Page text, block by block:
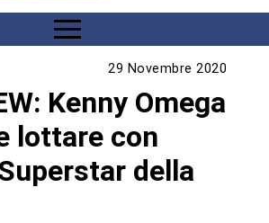
29 Novembre 2020
Kenny Omega
lottare con
della